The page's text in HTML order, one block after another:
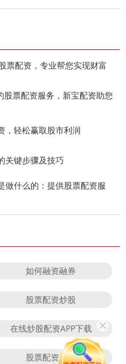
票配资，专业帮您实现财富
票配资服务，新宝配资助您
，轻松赢取股市利润
关键步骤及技巧
做什么的：提供股票配资服
如何融资融券
股票配资炒股
在线炒股配资APP下载
股票配资风险